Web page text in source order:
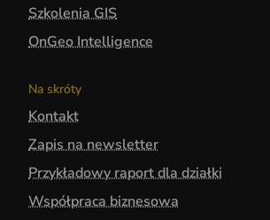
Szkolenia GIS
OnGeo Intelligence
Na skróty
Kontakt
Zapis na newsletter
Przykładowy raport dla działki
Współpraca biznesowa